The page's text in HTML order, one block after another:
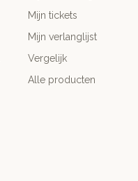
Mijn tickets
Mijn verlanglijst
Vergelijk
Alle producten